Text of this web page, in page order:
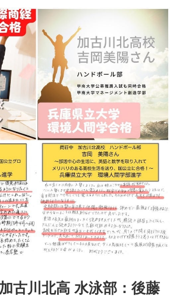
加古川北高 水泳部：後藤